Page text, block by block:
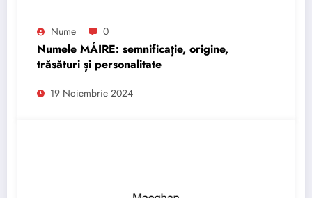
Nume 0
Numele MÁIRE: semnificație, origine,
trăsături și personalitate
19 Noiembrie 2024